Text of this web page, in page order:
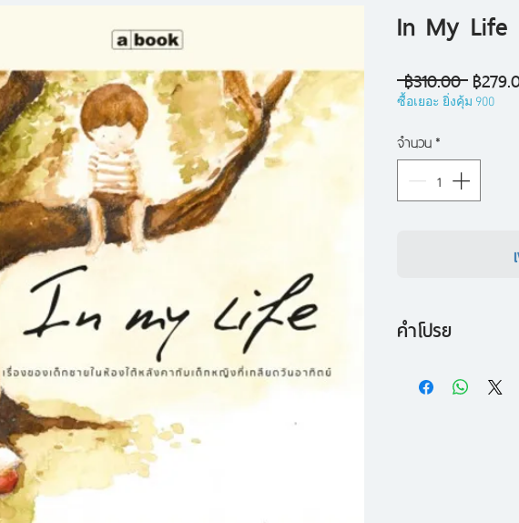
In My Life
฿310.00 ราคา
ปกติ
฿
ซื้อเยอะ ยิ่งคุ้ม 900
จำนวน*
คำโปรย
นิยายภาพเรื่องแ